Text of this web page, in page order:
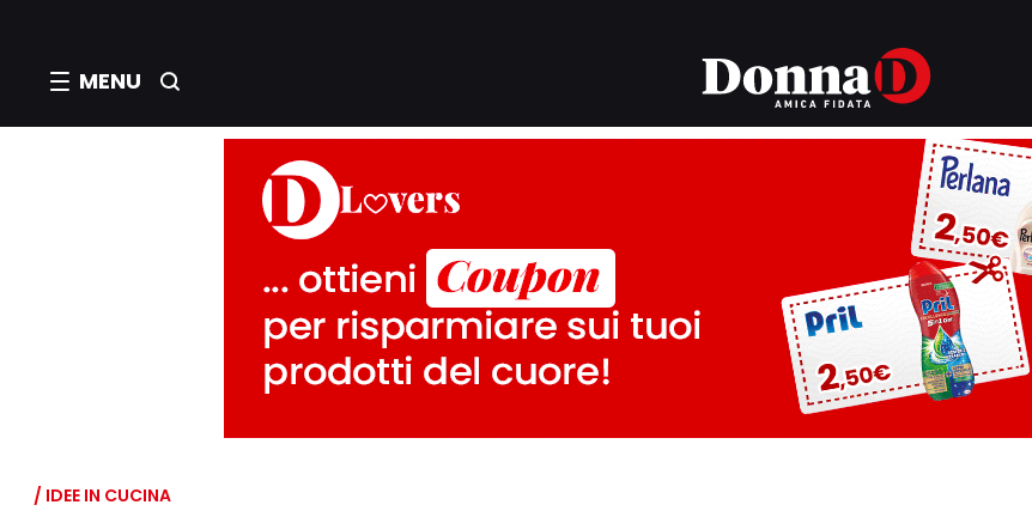
MENU
/ IDEE IN CUCINA